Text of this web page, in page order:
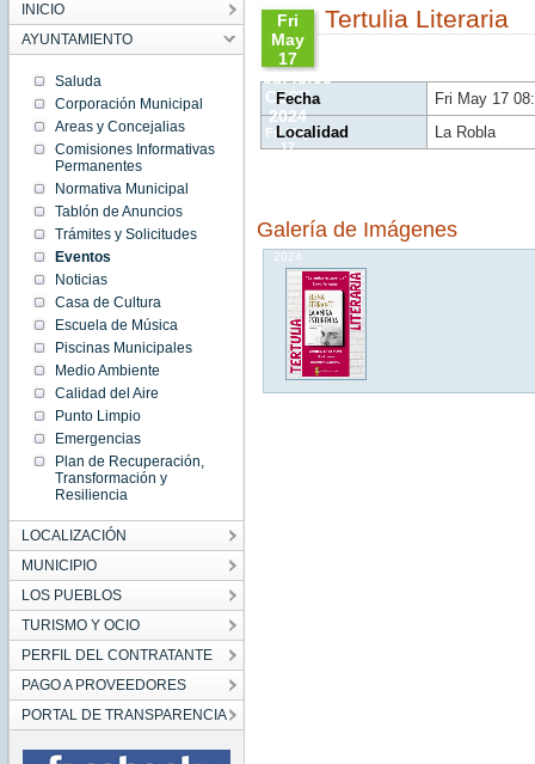
INICIO
AYUNTAMIENTO
Saluda
Corporación Municipal
Areas y Concejalias
Comisiones Informativas
Permanentes
Normativa Municipal
Tablón de Anuncios
Trámites y Solicitudes
Eventos
Noticias
Casa de Cultura
Escuela de Música
Piscinas Municipales
Medio Ambiente
Calidad del Aire
Punto Limpio
Emergencias
Plan de Recuperación,
Transformación y
Resiliencia
LOCALIZACIÓN
MUNICIPIO
LOS PUEBLOS
TURISMO Y OCIO
PERFIL DEL CONTRATANTE
PAGO A PROVEEDORES
PORTAL DE TRANSPARENCIA
Fri
May
17
08:46:00
CEST
2024
Fri May
17
08:46:00
2024
Tertulia Literaria
Fecha
Fri May 17
Localidad
La Robla
Galería de Imágenes